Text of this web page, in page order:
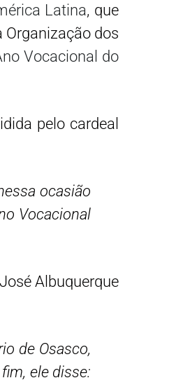
Latina, que
Organização dos
Vocacional do
pelo cardeal
ocasião
Vocacional
Albuquerque
de Osasco,
ele disse: